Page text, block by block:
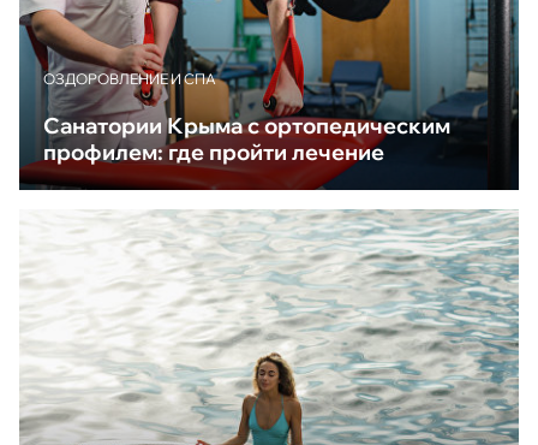
ОЗДОРОВЛЕНИЕ И СПА
Санатории Крыма с ортопедическим
профилем: где пройти лечение